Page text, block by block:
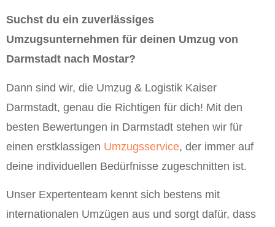
Suchst du ein zuverlässiges
Umzugsunternehmen für deinen Umzug von
Darmstadt nach Mostar?
Dann sind wir, die Umzug & Logistik Kaiser
Darmstadt, genau die Richtigen für dich! Mit den
besten Bewertungen in Darmstadt stehen wir für
einen erstklassigen Umzugsservice, der immer auf
deine individuellen Bedürfnisse zugeschnitten ist.
Unser Expertenteam kennt sich bestens mit
internationalen Umzügen aus und sorgt dafür, dass